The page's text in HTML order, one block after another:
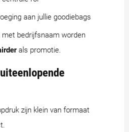
aan jullie goodiebags
met bedrijfsnaam worden
als promotie.
zijn klein van formaat